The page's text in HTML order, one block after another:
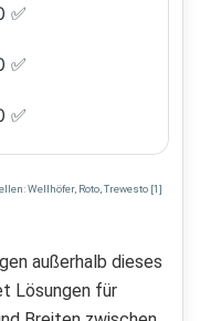
✅
✅
✅
Wellhöfer, Roto, Trewesto [1]
außerhalb dieses
Lösungen für